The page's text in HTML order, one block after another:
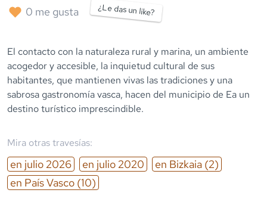
0 me gusta ¿Le das un like?
El contacto con la naturaleza rural y marina, un ambiente
acogedor y accesible, la inquietud cultural de sus
habitantes, que mantienen vivas las tradiciones y una
sabrosa gastronomía vasca, hacen del municipio de Ea un
destino turístico imprescindible.
Mira otras travesías:
en julio 2026 en julio 2020 en Bizkaia (2)
en País Vasco (10)